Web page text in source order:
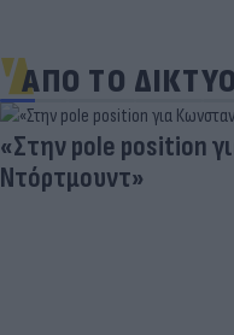
ΑΠΟ ΤΟ ΔΙΚΤΥΟ
«Στην pole position
Ντόρτμουντ»